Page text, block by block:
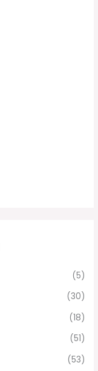
(5)
(30)
(18)
(51)
(53)